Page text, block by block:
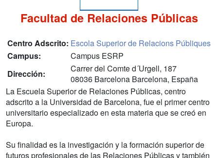
Facultad de Relaciones Públicas
Centro Adscrito: Escola Superior de Relacions Públiques
Campus:
Campus ESRP
Dirección:
Carrer del Comte d´Urgell, 187
08036 Barcelona Barcelona, España
La Escuela Superior de Relaciones Públicas, centro
adscrito a la Universidad de Barcelona, ​​fue el primer centro
universitario especializado en esta materia que se creó en
Europa.
Su finalidad es la investigación y la formación superior de
futuros profesionales de las Relaciones Públicas y también